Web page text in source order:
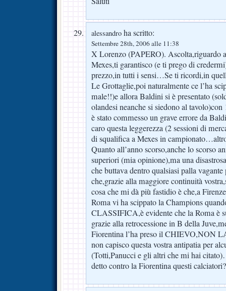
alessandro ha scritto:
Settembre 28th, 2006 alle 11:38
X Lorenzo (PAPERO). Ascolta,riguardo
Mexes,ti garantisco (e ti prego di
prezzo,in tutti i sensi…Se ti ricordi,in
Le Grottaglie,poi naturalmente ce l’ha
male!!)e allora Baldini si è presentato
olandesi neanche si siedono al
è stato commesso un grave errore da
caro questa leggerezza (2 sessioni di
di squalifica a Mexes in
Quanto all’anno scorso,anche lo scorso
superiori (mia opinione),ma una
che buttava dentro qualsiasi palla
che,grazie alla maggiore continuità
cosa che mi dà più fastidio è che,a
Roma vi ha scippato la Champions
CLASSIFICA,è evidente che la Roma è
grazie alla retrocessione in B della
Fiorentina l’ha preso il CHIEVO,NON
non capisco questa vostra antipatia per
(Totti,Panucci e gli altri che mi hai
detto contro la Fiorentina questi